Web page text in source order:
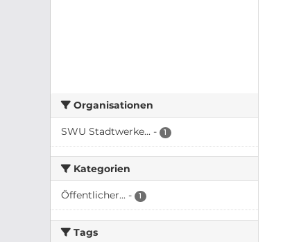
Organisationen
SWU Stadtwerke... - 1
Kategorien
Öffentlicher... - 1
Tags